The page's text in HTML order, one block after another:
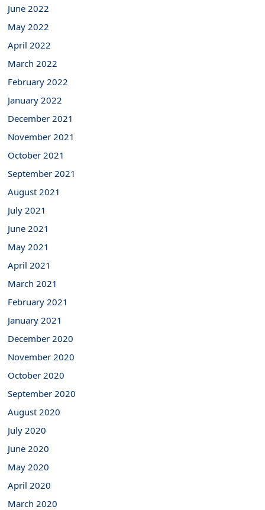
June 2022
May 2022
April 2022
March 2022
February 2022
January 2022
December 2021
November 2021
October 2021
September 2021
August 2021
July 2021
June 2021
May 2021
April 2021
March 2021
February 2021
January 2021
December 2020
November 2020
October 2020
September 2020
August 2020
July 2020
June 2020
May 2020
April 2020
March 2020